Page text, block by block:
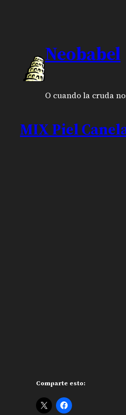
Neobabel
O cuando la cruda
MIX Piel
Comparte esto: